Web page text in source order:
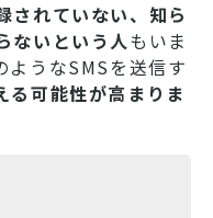
されていない、知ら
ないという人もいま
ようなSMSを送信す
る可能性が高まりま